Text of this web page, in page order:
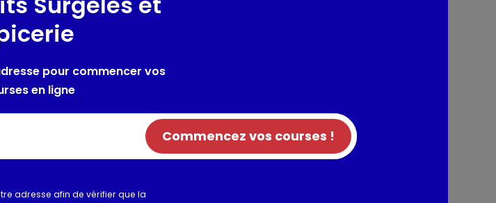
-
pour commencer vos
en ligne
Commencez vos courses !
adresse afin de vérifier que la